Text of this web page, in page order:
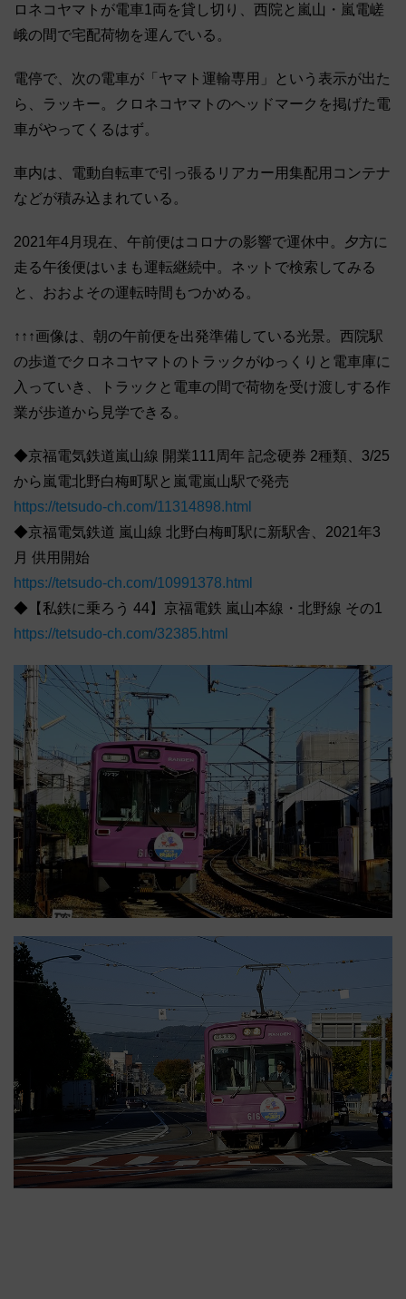
ロネコヤマトが電車1両を貸し切り、西院と嵐山・嵐電嵯
峨の間で宅配荷物を運んでいる。
電停で、次の電車が「ヤマト運輸専用」という表示が出た
ら、ラッキー。クロネコヤマトのヘッドマークを掲げた電
車がやってくるはず。
車内は、電動自転車で引っ張るリアカー用集配用コンテナ
などが積み込まれている。
2021年4月現在、午前便はコロナの影響で運休中。夕方に
走る午後便はいまも運転継続中。ネットで検索してみる
と、おおよその運転時間もつかめる。
↑↑↑画像は、朝の午前便を出発準備している光景。西院駅
の歩道でクロネコヤマトのトラックがゆっくりと電車庫に
入っていき、トラックと電車の間で荷物を受け渡しする作
業が歩道から見学できる。
◆京福電気鉄道嵐山線 開業111周年 記念硬券 2種類、3/25
から嵐電北野白梅町駅と嵐電嵐山駅で発売
https://tetsudo-ch.com/11314898.html
◆京福電気鉄道 嵐山線 北野白梅町駅に新駅舎、2021年3
月 供用開始
https://tetsudo-ch.com/10991378.html
◆【私鉄に乗ろう 44】京福電鉄 嵐山本線・北野線 その1
https://tetsudo-ch.com/32385.html